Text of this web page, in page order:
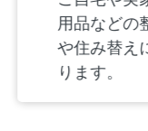
用品などの
や住み替え
ります。